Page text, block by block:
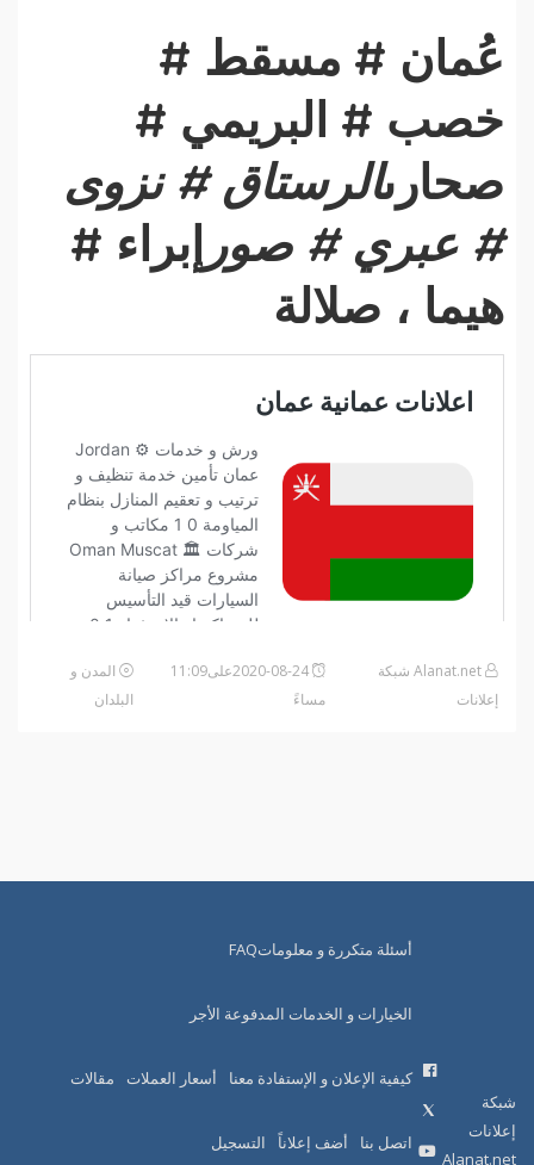
عُمان # مسقط #
خصب # البريمي #
صحارىالرستاق # نزوى
# عبري # صور إبراء #
هيما ، صلالة
Alanat.net شبكة
إعلانات
2020-08-24على11:09
مساءً
المدن و
البلدان
شبكة
إعلانات
Alanat.net
أسئلة متكررة و معلوماتFAQ
الخيارات و الخدمات المدفوعة الأجر
كيفية الإعلان و الإستفادة معنا أسعار العملات مقالات
اتصل بنا أضف إعلاناً التسجيل